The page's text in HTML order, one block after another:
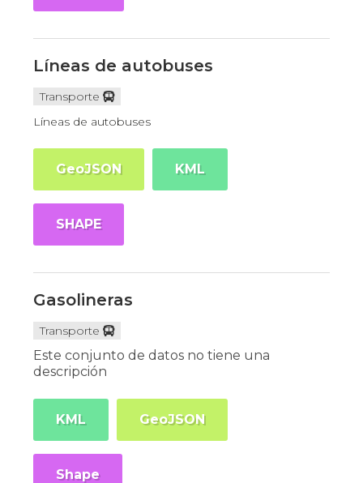
Líneas de autobuses
Transporte
Líneas de autobuses
GeoJSON KML
SHAPE
Gasolineras
Transporte
Este conjunto de datos no tiene una
descripción
KML GeoJSON
Shape